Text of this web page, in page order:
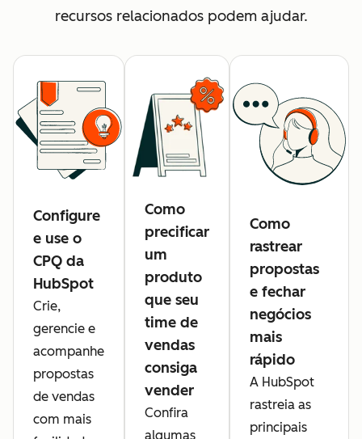
recursos relacionados podem ajudar.
Configure
e use o
CPQ da
HubSpot
Crie,
gerencie e
acompanhe
propostas
de vendas
com mais
Como
precificar
um
produto
que seu
time de
vendas
consiga
vender
Confira
algumas
Como
rastrear
propostas
e fechar
negócios
mais
rápido
A HubSpot
rastreia as
principais